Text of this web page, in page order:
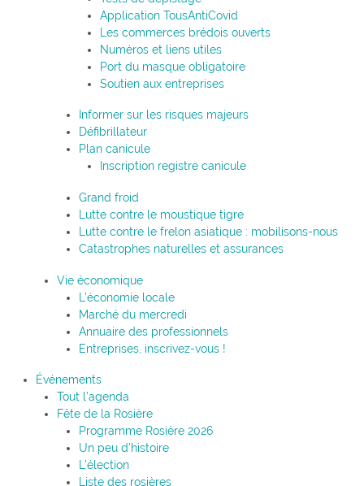
Application TousAntiCovid
Les commerces brédois ouverts
Numéros et liens utiles
Port du masque obligatoire
Soutien aux entreprises
Informer sur les risques majeurs
Défibrillateur
Plan canicule
Inscription registre canicule
Grand froid
Lutte contre le moustique tigre
Lutte contre le frelon asiatique : mobilisons-nous
Catastrophes naturelles et assurances
Vie économique
L’économie locale
Marché du mercredi
Annuaire des professionnels
Entreprises, inscrivez-vous !
Événements
Tout l’agenda
Fête de la Rosière
Programme Rosière 2026
Un peu d’histoire
L’élection
Liste des rosières